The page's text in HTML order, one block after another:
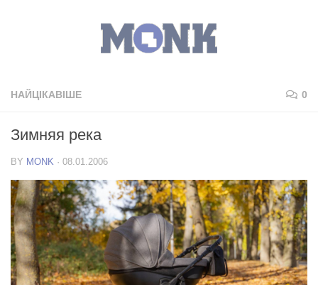
НАЙЦІКАВІШЕ 0
Зимняя река
BY MONK · 08.01.2006